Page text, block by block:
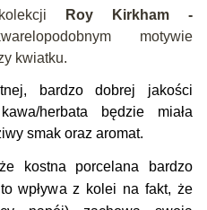
Roy Kirkham -
motywie
kwiatku.
bardzo dobrej jakości
herbata będzie miała
smak oraz aromat.
kostna porcelana bardzo
wpływa z kolei na fakt, że